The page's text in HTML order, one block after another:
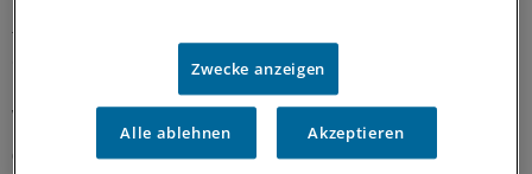
fossile Energien und Rüstung attraktiv geworden. In der
61. Ausgabe des Geldtipp-Podcasts diskutieren
Pferdchen und Fuchs, wo Nachhaltigkeitskriterium auch
weiter sinnvoll und erfolgreich sind.
03.07.2026
Zwecke anzeigen
Alle ablehnen Akzeptieren